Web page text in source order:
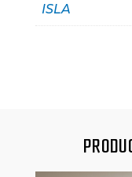
ISLA